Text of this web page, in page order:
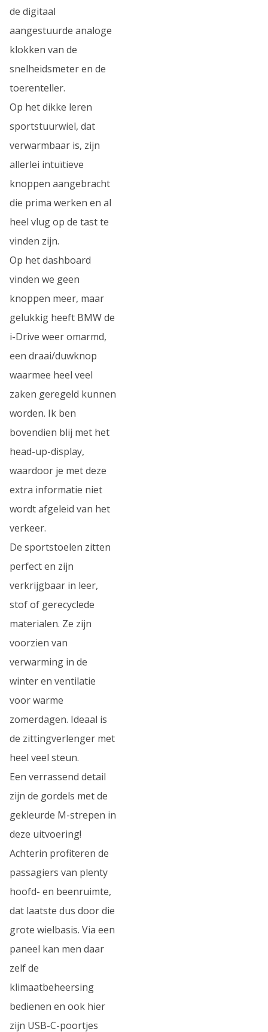
de digitaal
aangestuurde analoge
klokken van de
snelheidsmeter en de
toerenteller.
Op het dikke leren
sportstuurwiel, dat
verwarmbaar is, zijn
allerlei intuïtieve
knoppen aangebracht
die prima werken en al
heel vlug op de tast te
vinden zijn.
Op het dashboard
vinden we geen
knoppen meer, maar
gelukkig heeft BMW de
i-Drive weer omarmd,
een draai/duwknop
waarmee heel veel
zaken geregeld kunnen
worden. Ik ben
bovendien blij met het
head-up-display,
waardoor je met deze
extra informatie niet
wordt afgeleid van het
verkeer.
De sportstoelen zitten
perfect en zijn
verkrijgbaar in leer,
stof of gerecyclede
materialen. Ze zijn
voorzien van
verwarming in de
winter en ventilatie
voor warme
zomerdagen. Ideaal is
de zittingverlenger met
heel veel steun.
Een verrassend detail
zijn de gordels met de
gekleurde M-strepen in
deze uitvoering!
Achterin profiteren de
passagiers van plenty
hoofd- en beenruimte,
dat laatste dus door die
grote wielbasis. Via een
paneel kan men daar
zelf de
klimaatbeheersing
bedienen en ook hier
zijn USB-C-poortjes